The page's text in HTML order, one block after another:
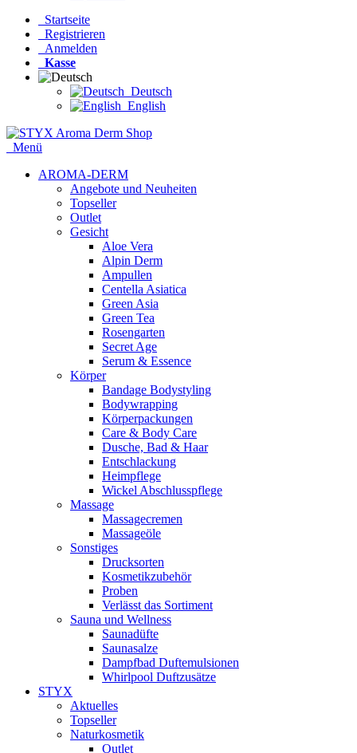
Startseite
Registrieren
Anmelden
Kasse
Deutsch
English
Menü
AROMA-DERM
Angebote und Neuheiten
Topseller
Outlet
Gesicht
Aloe Vera
Alpin Derm
Ampullen
Centella Asiatica
Green Asia
Green Tea
Rosengarten
Secret Age
Serum & Essence
Körper
Bandage Bodystyling
Bodywrapping
Körperpackungen
Care & Body Care
Dusche, Bad & Haar
Entschlackung
Heimpflege
Wickel Abschlusspflege
Massage
Massagecremen
Massageöle
Sonstiges
Drucksorten
Kosmetikzubehör
Proben
Verlässt das Sortiment
Sauna und Wellness
Saunadüfte
Saunasalze
Dampfbad Duftemulsionen
Whirlpool Duftzusätze
STYX
Aktuelles
Topseller
Naturkosmetik
Outlet